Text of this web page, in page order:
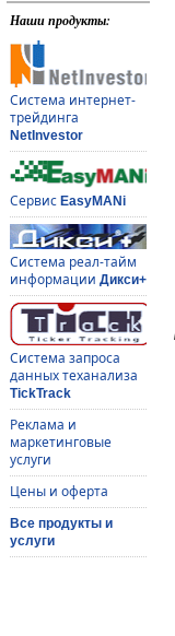
Наши продукты:
Система интернет-
трейдинга
NetInvestor
Сервис EasyMANi
Система реал-тайм
информации Дикси+
Система запроса
данных теханализа
TickTrack
Реклама и
маркетинговые
услуги
Цены и оферта
Все продукты и
услуги